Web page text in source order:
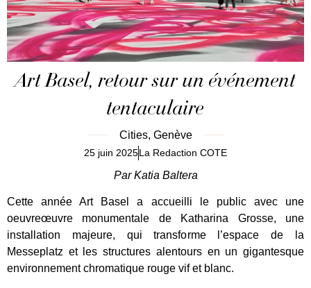
Art Basel, retour sur un événement
tentaculaire
Cities, Genève
25 juin 2025La Redaction COTE
Par Katia Baltera
Cette année Art Basel a accueilli le public avec une
oeuvreœuvre monumentale de Katharina Grosse, une
installation majeure, qui transforme l’espace de la
Messeplatz et les structures alentours en un gigantesque
environnement chromatique rouge vif et blanc.